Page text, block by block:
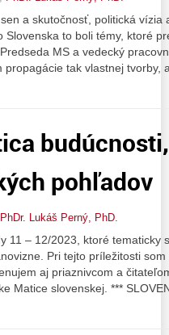
a skutočnosť, politická vízia
Slovenska to boli témy, ktoré
MS a vedecký
propagácie tak vlastnej
pohľadov
PhDr. Lukáš Perný, PhD.
11 – 12/2023, ktoré tematicky
Pri tejto príležitosti
aj priaznivcom a
Matice slovenskej. ***